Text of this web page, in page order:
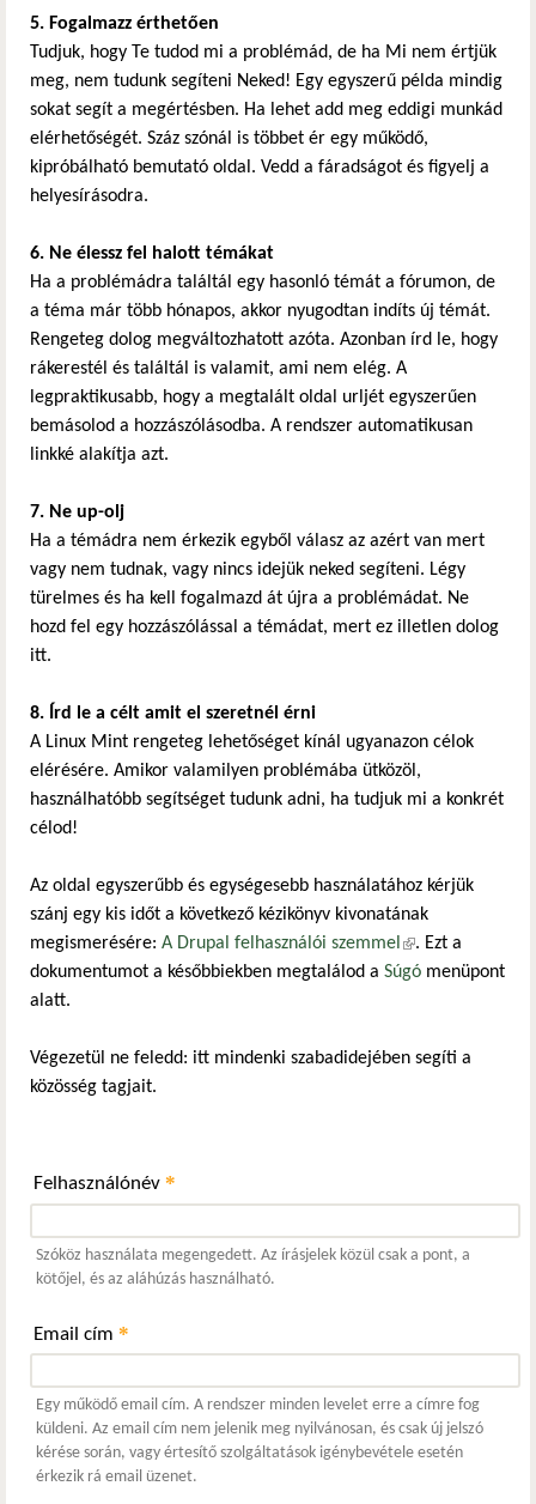
5. Fogalmazz érthetően
Tudjuk, hogy Te tudod mi a problémád, de ha Mi nem értjük
meg, nem tudunk segíteni Neked! Egy egyszerű példa mindig
sokat segít a megértésben. Ha lehet add meg eddigi munkád
elérhetőségét. Száz szónál is többet ér egy működő,
kipróbálható bemutató oldal. Vedd a fáradságot és figyelj a
helyesírásodra.
6. Ne élessz fel halott témákat
Ha a problémádra találtál egy hasonló témát a fórumon, de
a téma már több hónapos, akkor nyugodtan indíts új témát.
Rengeteg dolog megváltozhatott azóta. Azonban írd le, hogy
rákerestél és találtál is valamit, ami nem elég. A
legpraktikusabb, hogy a megtalált oldal urljét egyszerűen
bemásolod a hozzászólásodba. A rendszer automatikusan
linkké alakítja azt.
7. Ne up-olj
Ha a témádra nem érkezik egyből válasz az azért van mert
vagy nem tudnak, vagy nincs idejük neked segíteni. Légy
türelmes és ha kell fogalmazd át újra a problémádat. Ne
hozd fel egy hozzászólással a témádat, mert ez illetlen dolog
itt.
8. Írd le a célt amit el szeretnél érni
A Linux Mint rengeteg lehetőséget kínál ugyanazon célok
elérésére. Amikor valamilyen problémába ütközöl,
használhatóbb segítséget tudunk adni, ha tudjuk mi a konkrét
célod!
Az oldal egyszerűbb és egységesebb használatához kérjük
szánj egy kis időt a következő kézikönyv kivonatának
megismerésére: A Drupal felhasználói szemmel (külső hivatkozás)
. Ezt a
dokumentumot a későbbiekben megtalálod a Súgó menüpont
alatt.
Végezetül ne feledd: itt mindenki szabadidejében segíti a
közösség tagjait.
Felhasználónév *
Szóköz használata megengedett. Az írásjelek közül csak a pont, a
kötőjel, és az aláhúzás használható.
Email cím *
Egy működő email cím. A rendszer minden levelet erre a címre fog
küldeni. Az email cím nem jelenik meg nyilvánosan, és csak új jelszó
kérése során, vagy értesítő szolgáltatások igénybevétele esetén
érkezik rá email üzenet.